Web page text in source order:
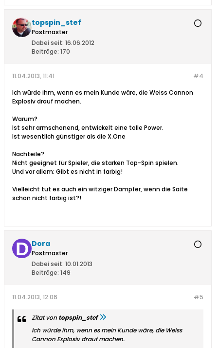
topspin_stef
Postmaster
Dabei seit: 16.06.2012
Beiträge: 170
#4
11.04.2013, 11:41
Ich würde ihm, wenn es mein Kunde wäre, die Weiss Cannon
Explosiv drauf machen.
Warum?
Ist sehr armschonend, entwickelt eine tolle Power.
Ist wesentlich günstiger als die X.One
Nachteile?
Nicht geeignet für Spieler, die starken Top-Spin spielen.
Und vor allem: Gibt es nicht in farbig!
Vielleicht tut es auch ein witziger Dämpfer, wenn die Saite
schon nicht farbig ist?!
Dora
Postmaster
Dabei seit: 10.01.2013
Beiträge: 149
#5
11.04.2013, 12:06
Zitat von topspin_stef
Ich würde ihm, wenn es mein Kunde wäre, die Weiss
Cannon Explosiv drauf machen.